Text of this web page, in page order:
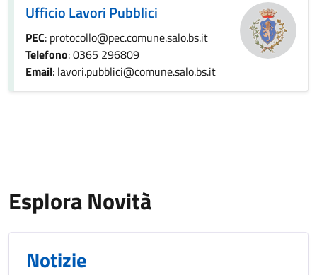
Ufficio Lavori Pubblici
PEC: protocollo@pec.comune.salo.bs.it
Telefono: 0365 296809
Email: lavori.pubblici@comune.salo.bs.it
Esplora Novità
Notizie